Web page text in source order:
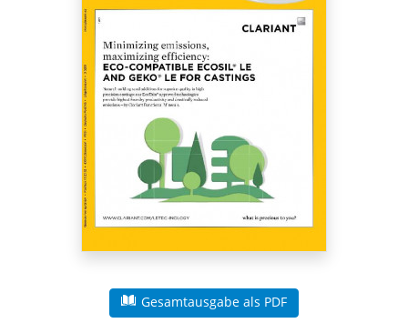
Gesamtausgabe als PDF